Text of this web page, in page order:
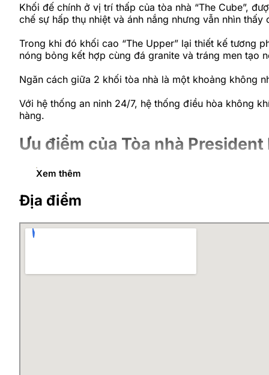
Khối đế chính ở vị trí thấp của tòa nhà “The Cube”,
chế sự hấp thụ nhiệt và ánh nắng nhưng vẫn nhìn thấy
Trong khi đó khối cao “The Upper” lại thiết kế tương
nóng bỏng kết hợp cùng đá granite và tráng men tạo
Ngăn cách giữa 2 khối tòa nhà là một khoảng không
Với hệ thống an ninh 24/7, hệ thống điều hòa không
hàng.
Ưu điểm của Tòa nhà President
Tòa nhà President Place là tòa văn phòng hạng A
Vị trí trung tâm nên dễ dàng giao thương tới mọi
Nằm gần tuyến tàu điện ngầm Metro số 3 càng
Khu vực tập trung nhiều tiện ích, hạ tầng, tạo
Văn phòng cho thuê hiện đại với diện tích linh
Xem thêm
Địa điểm